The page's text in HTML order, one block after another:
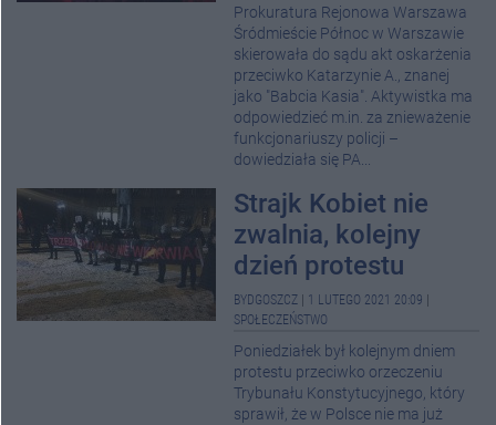
Prokuratura Rejonowa Warszawa
Śródmieście Północ w Warszawie
skierowała do sądu akt oskarżenia
przeciwko Katarzynie A., znanej
jako "Babcia Kasia". Aktywistka ma
odpowiedzieć m.in. za znieważenie
funkcjonariuszy policji –
dowiedziała się PA...
Strajk Kobiet nie
zwalnia, kolejny
dzień protestu
BYDGOSZCZ 1 LUTEGO 2021 20:09
SPOŁECZEŃSTWO
Poniedziałek był kolejnym dniem
protestu przeciwko orzeczeniu
Trybunału Konstytucyjnego, który
sprawił, że w Polsce nie ma już